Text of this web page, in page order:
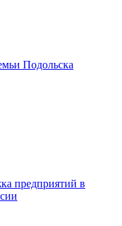
Подольска
предприятий в